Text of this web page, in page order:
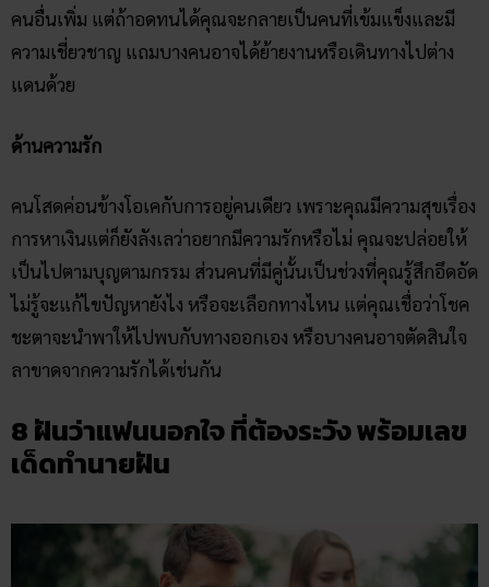
คนอื่นเพิ่ม แต่ถ้าอดทนได้คุณจะกลายเป็นคนที่เข้มแข็งและมี
ความเชี่ยวชาญ แถมบางคนอาจได้ย้ายงานหรือเดินทางไปต่าง
แดนด้วย
ด้านความรัก
คนโสดค่อนข้างโอเคกับการอยู่คนเดียว เพราะคุณมีความสุขเรื่อง
การหาเงินแต่ก็ยังลังเลว่าอยากมีความรักหรือไม่ คุณจะปล่อยให้
เป็นไปตามบุญตามกรรม ส่วนคนที่มีคู่นั้นเป็นช่วงที่คุณรู้สึกอึดอัด
ไม่รู้จะแก้ไขปัญหายังไง หรือจะเลือกทางไหน แต่คุณเชื่อว่าโชค
ชะตาจะนำพาให้ไปพบกับทางออกเอง หรือบางคนอาจตัดสินใจ
ลาขาดจากความรักได้เช่นกัน
8 ฝันว่าแฟนนอกใจ ที่ต้องระวัง พร้อมเลข
เด็ดทำนายฝัน